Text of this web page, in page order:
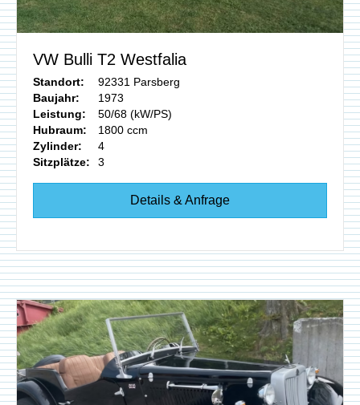
VW Bulli T2 Westfalia
Standort:
92331 Parsberg
Baujahr:
1973
Leistung:
50/68 (kW/PS)
Hubraum:
1800 ccm
Zylinder:
4
Sitzplätze:
3
Details & Anfrage